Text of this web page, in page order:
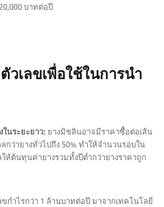
บาทต่อปี
วเลขเพื่อใช้ในการนำ
นระยะยาว: ยางมิชลินอาจมีราคาซื้อต่อเส้น
กว่ายางทั่วไปถึง 50% ทำให้จำนวนรอบใน
ห้ต้นทุนค่ายางรวมทั้งปีต่ำกว่ายางราคาถูก
ขกำไรกว่า 1 ล้านบาทต่อปี มาจากเทคโนโลยี